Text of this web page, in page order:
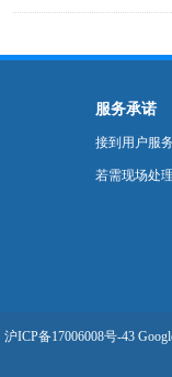
服务承诺
接到用户服
若需现场处
沪ICP备17006008号-43